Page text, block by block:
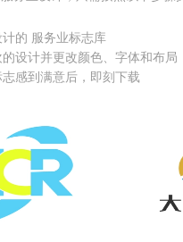
的 服务业标志库
设计并更改颜色、字体和布局
感到满意后，即刻下载